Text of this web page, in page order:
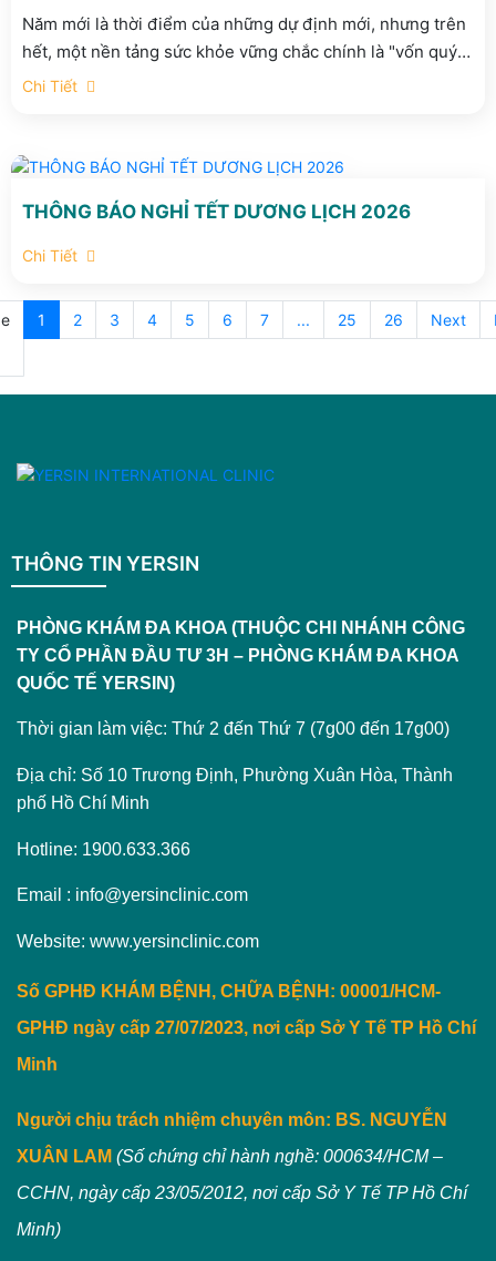
Năm mới là thời điểm của những dự định mới, nhưng trên
hết, một nền tảng sức khỏe vững chắc chính là "vốn quý"
để bạn tận hưởng trọn vẹn niềm vui sum vầy. Đồng hành
chương trình ưu đãi đặc biệt “Sức khỏe đủ đầy - Là Tết
Chi Tiết
THÔNG BÁO NGHỈ TẾT DƯƠNG LỊCH 2026
Chi Tiết
1 2 3 4 5 6 7 ... 25 26 Next
THÔNG TIN YERSIN
PHÒNG KHÁM ĐA KHOA (THUỘC CHI NHÁNH CÔNG
TY CỔ PHẦN ĐẦU TƯ 3H – PHÒNG KHÁM ĐA KHOA
QUỐC TẾ YERSIN)
Thời gian làm việc: Thứ 2 đến Thứ 7 (7g00 đến 17g00)
Địa chỉ: Số 10 Trương Định, Phường Xuân Hòa, Thành
phố Hồ Chí Minh
Hotline: 1900.633.366
Email : info@yersinclinic.com
Website: www.yersinclinic.com
Số GPHĐ KHÁM BỆNH, CHỮA BỆNH: 00001/HCM-
GPHĐ ngày cấp 27/07/2023, nơi cấp Sở Y Tế TP Hồ Chí
Minh
Người chịu trách nhiệm chuyên môn: BS. NGUYỄN
XUÂN LAM (Số chứng chỉ hành nghề: 000634/HCM –
CCHN, ngày cấp 23/05/2012, nơi cấp Sở Y Tế TP Hồ Chí
Minh)